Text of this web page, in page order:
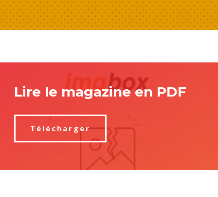
Lire le magazine en PDF
Télécharger